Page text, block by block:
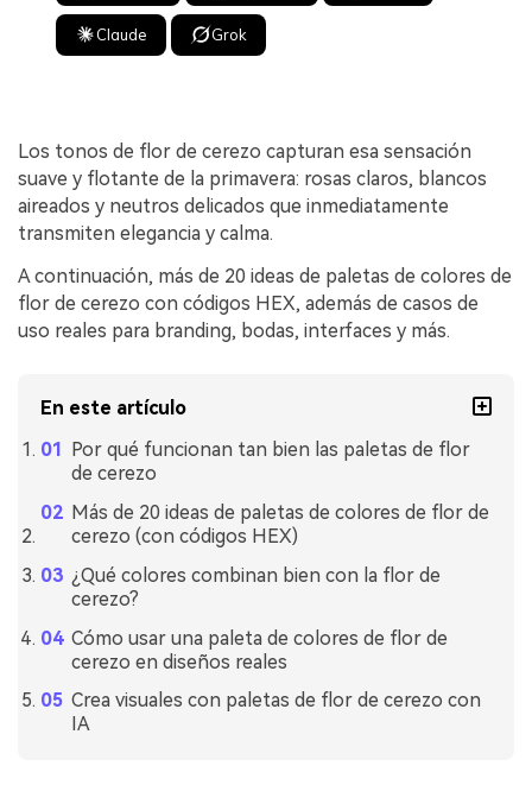
Claude Grok
Los tonos de flor de cerezo capturan esa sensación
suave y flotante de la primavera: rosas claros, blancos
aireados y neutros delicados que inmediatamente
transmiten elegancia y calma.
A continuación, más de 20 ideas de paletas de colores de
flor de cerezo con códigos HEX, además de casos de
uso reales para branding, bodas, interfaces y más.
En este artículo
Por qué funcionan tan bien las paletas de flor
de cerezo
Más de 20 ideas de paletas de colores de flor de
cerezo (con códigos HEX)
¿Qué colores combinan bien con la flor de
cerezo?
Cómo usar una paleta de colores de flor de
cerezo en diseños reales
Crea visuales con paletas de flor de cerezo con
IA